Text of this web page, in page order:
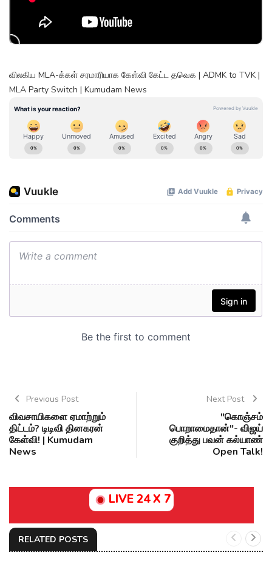
விலகிய MLA-க்கள் சரமாரியாக கேள்வி கேட்ட தவெக | ADMK to TVK |
MLA Party Switch | Kumudam News
Previous Post
விவசாயிகளை ஏமாற்றும்
திட்டம்? டிடிவி தினகரன்
கேள்வி! | Kumudam
News
Next Post
"கொஞ்சம்
பொறாமைதான்"- விஜய்
குறித்து பவன் கல்யாண்
Open Talk!
LIVE 24 X 7
RELATED POSTS